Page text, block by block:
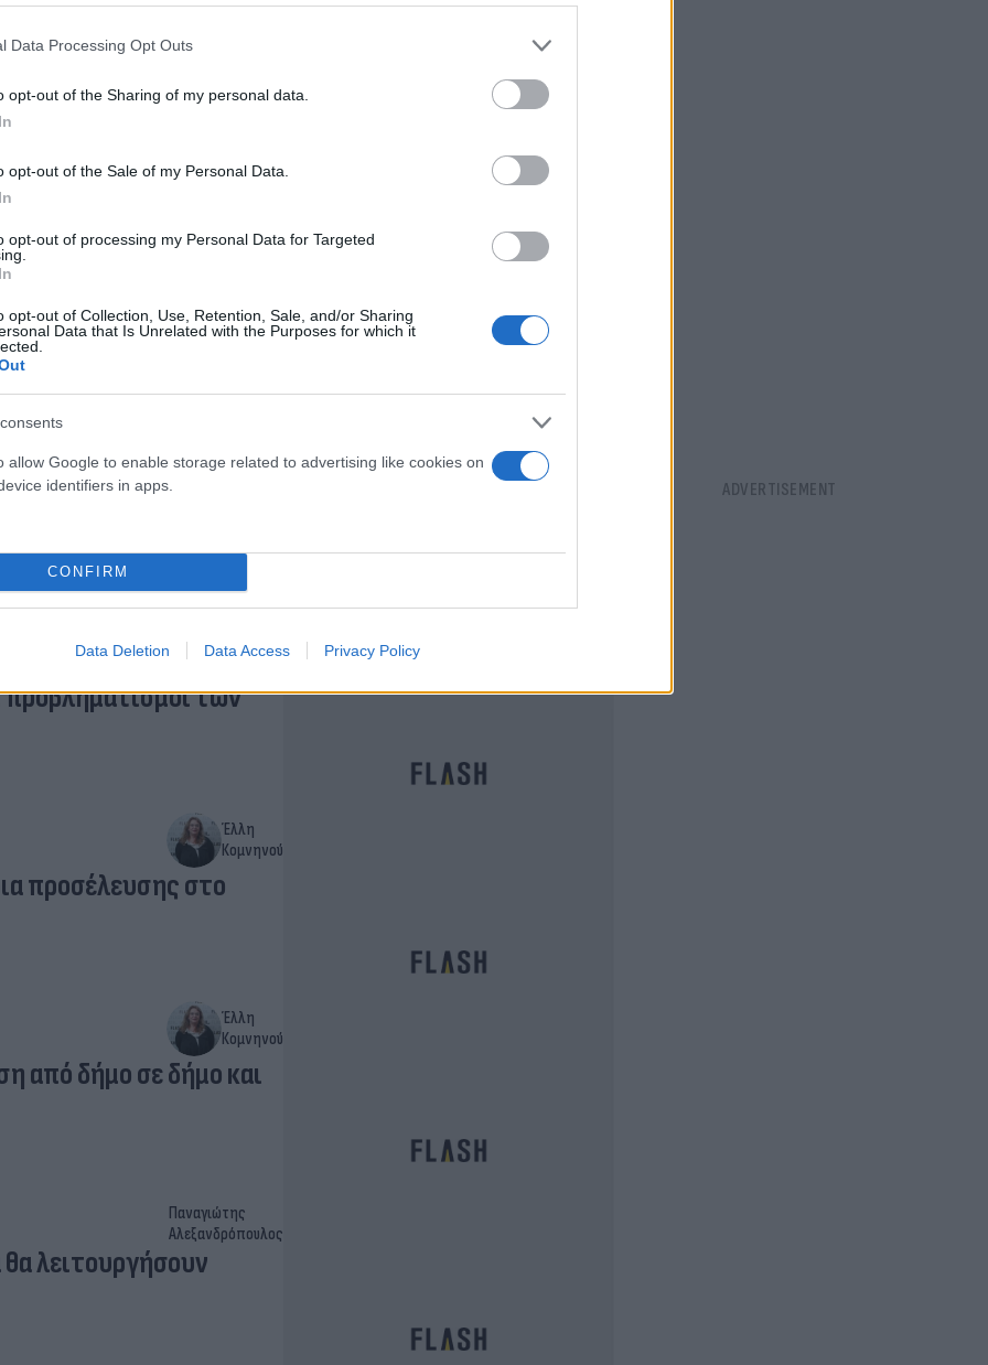
Data Processing Opt Outs
opt-out of the Sharing of my personal data.
opt-out of the Sale of my Personal Data.
opt-out of processing my Personal Data for Targeted
opt-out of Collection, Use, Retention, Sale, and/or Sharing
Data that Is Unrelated with the Purposes for which it
allow Google to enable storage related to advertising like cookies on
identifiers in apps.
CONFIRM
Data Deletion Data Access Privacy Policy
Αλεξανδρόπουλος
το Μεγάλο Σάββατο
- Τι προβλέπει,
Έλλη
Κομνηνού
sms στο 13033 η
Ηλίας
των
Έλλη
Κομνηνού
προσέλευσης στο
Έλλη
Κομνηνού
από δήμο σε δήμο και
Παναγιώτης
Αλεξανδρόπουλος
λειτουργήσουν